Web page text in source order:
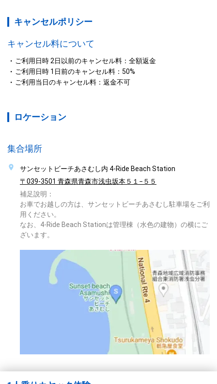
キャンセルポリシー
キャンセル料について
ご利用日時 2日以前のキャンセル料：全額返金
ご利用日時 1日前のキャンセル料：50%
ご利用当日のキャンセル料：返金不可
ロケーション
集合場所
サンセットビーチあさむし内 4-Ride Beach Station
〒039-3501 青森県青森市浅虫坂本５１−５５
補足說明：
お車でお越しの方は、サンセットビーチあさむし駐車場をご利
用ください。
なお、4-Ride Beach Stationは管理棟（水色の建物）の横にご
ざいます。